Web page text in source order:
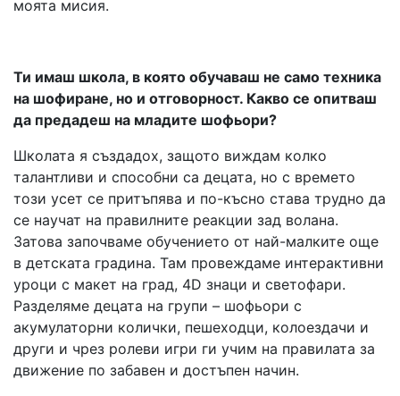
моята мисия.
Ти имаш школа, в която обучаваш не само техника
на шофиране, но и отговорност. Какво се опитваш
да предадеш на младите шофьори?
Школата я създадох, защото виждам колко
талантливи и способни са децата, но с времето
този усет се притъпява и по-късно става трудно да
се научат на правилните реакции зад волана.
Затова започваме обучението от най-малките още
в детската градина. Там провеждаме интерактивни
уроци с макет на град, 4D знаци и светофари.
Разделяме децата на групи – шофьори с
акумулаторни колички, пешеходци, колоездачи и
други и чрез ролеви игри ги учим на правилата за
движение по забавен и достъпен начин.